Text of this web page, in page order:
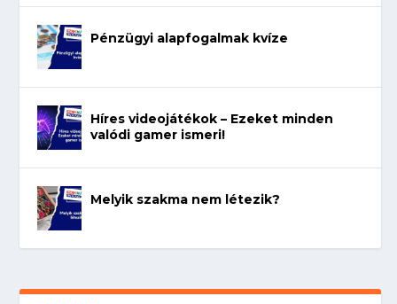
Pénzügyi alapfogalmak kvíze
Híres videojátékok – Ezeket minden
valódi gamer ismeri!
Melyik szakma nem létezik?